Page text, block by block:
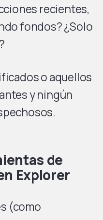
recientes,
fondos? ¿Solo
o aquellos
y ningún
de
Explorer
(como